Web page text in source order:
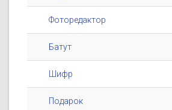
Фоторедактор
Батут
Шифр
Подарок